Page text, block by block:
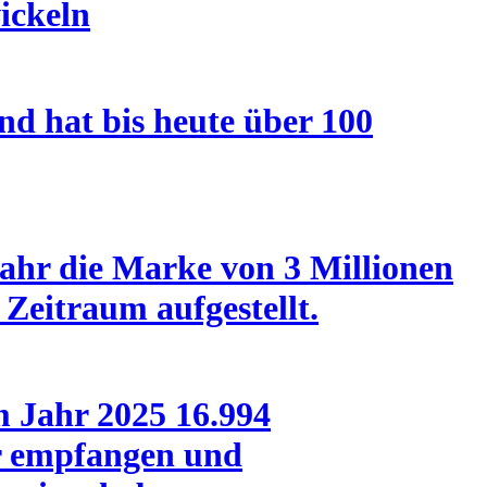
hat bis heute über 100
die Marke von 3 Millionen
aufgestellt.
2025 16.994
und